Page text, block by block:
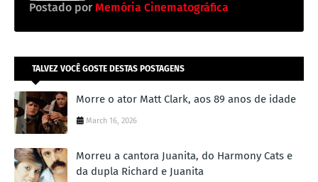
Postado por Memória Cinematográfica
TALVEZ VOCÊ GOSTE DESTAS POSTAGENS
Morre o ator Matt Clark, aos 89 anos de idade
March 16, 2026
Morreu a cantora Juanita, do Harmony Cats e
da dupla Richard e Juanita